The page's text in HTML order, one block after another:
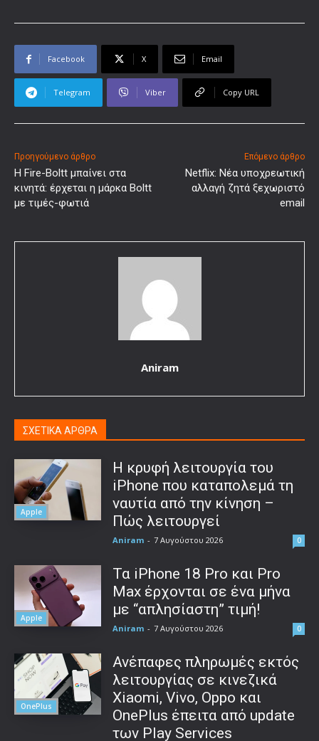
Facebook X Email
Telegram Viber Copy URL
Προηγούμενο άρθρο
Η Fire-Boltt μπαίνει στα
κινητά: έρχεται η μάρκα Boltt
με τιμές-φωτιά
Επόμενο άρθρο
Netflix: Νέα υποχρεωτική
αλλαγή ζητά ξεχωριστό
email
Aniram
ΣΧΕΤΙΚΑ ΑΡΘΡΑ
Apple
Η κρυφή λειτουργία του
iPhone που καταπολεμά τη
ναυτία από την κίνηση –
Πώς λειτουργεί
Aniram - 7 Αυγούστου 2026 0
Apple
Τα iPhone 18 Pro και Pro
Max έρχονται σε ένα μήνα
με “απλησίαστη” τιμή!
Aniram - 7 Αυγούστου 2026 0
OnePlus
Ανέπαφες πληρωμές εκτός
λειτουργίας σε κινεζικά
Xiaomi, Vivo, Oppo και
OnePlus έπειτα από update
των Play Services